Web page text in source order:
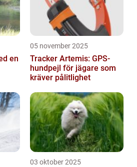
en
05 november 2025
Tracker Artemis: GPS-
hundpejl för jägare som
kräver pålitlighet
03 oktober 2025